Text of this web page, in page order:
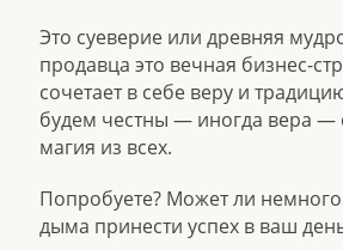
Это суеверие или древняя
продавца это вечная бизнес-
сочетает в себе веру и
будем честны — иногда вера —
магия из всех.
Попробуете? Может ли
дыма принести успех в ваш